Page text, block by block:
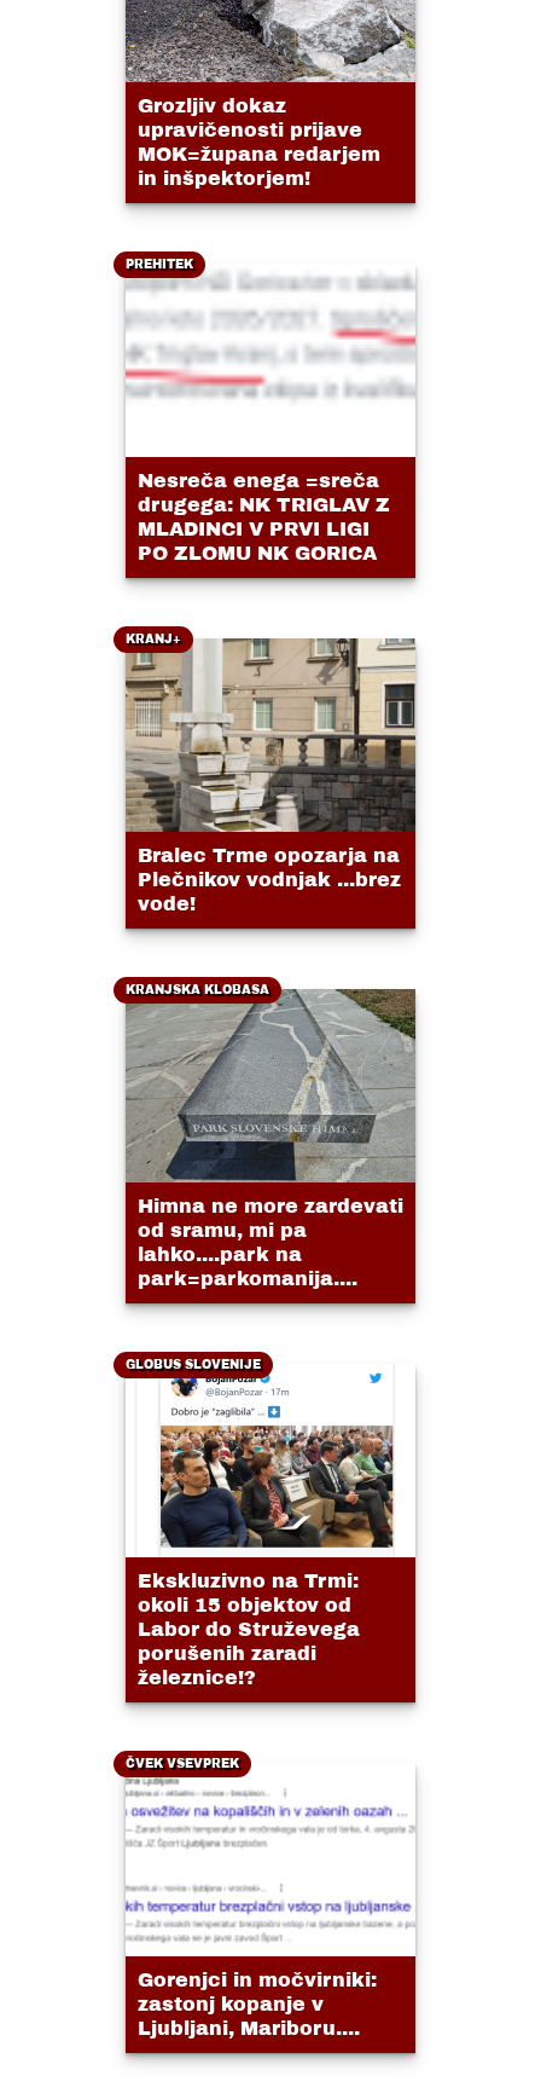
Grozljiv dokaz
upravičenosti prijave
MOK=župana redarjem
in inšpektorjem!
PREHITEK
Nesreča enega =sreča
drugega: NK TRIGLAV Z
MLADINCI V PRVI LIGI
PO ZLOMU NK GORICA
KRANJ+
Bralec Trme opozarja na
Plečnikov vodnjak ...brez
vode!
KRANJSKA KLOBASA
Himna ne more zardevati
od sramu, mi pa
lahko....park na
park=parkomanija....
GLOBUS SLOVENIJE
Ekskluzivno na Trmi:
okoli 15 objektov od
Labor do Struževega
porušenih zaradi
železnice!?
ČVEK VSEVPREK
Gorenjci in močvirniki:
zastonj kopanje v
Ljubljani, Mariboru....